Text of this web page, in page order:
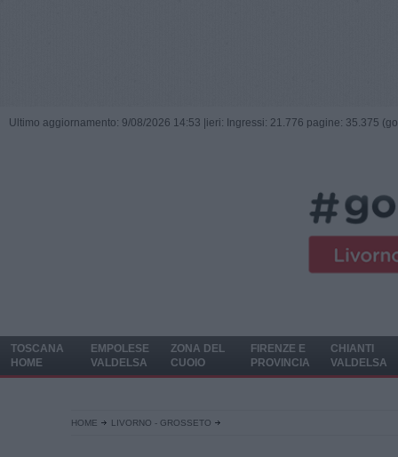
Ultimo aggiornamento: 9/08/2026 14:53 | ieri: Ingressi: 21.776 pagine: 35.375
TOSCANA
HOME
EMPOLESE
VALDELSA
ZONA DEL
CUOIO
FIRENZE E
PROVINCIA
CHIANTI
VALDELSA
HOME LIVORNO - GROSSETO